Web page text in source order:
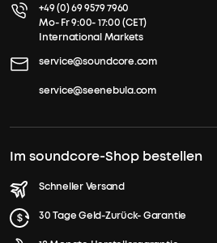
+49 (0) 69 9579 7960
Mo- Fr 9:00- 17:00 (CET)
International Markets
service@soundcore.com
service@seenebula.com
Im soundcore-Shop bestellen
Schneller Versand
30 Tage Geld-Zurück- Garantie